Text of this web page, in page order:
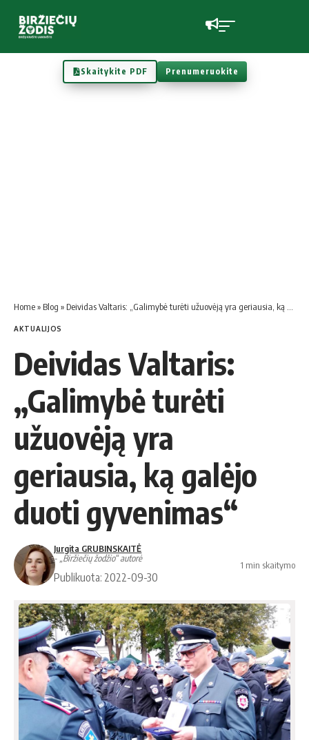
Skaitykite PDF Prenumeruokite
Home» Blog » Deividas Valtaris: „Galimybė turėti užuovėją yra geriausia, ką galėjo duoti gyvenimas“
AKTUALIJOS
Deividas Valtaris:
„Galimybė turėti
užuovėją yra
geriausia, ką galėjo
duoti gyvenimas“
Jurgita GRUBINSKAITĖ
- „Biržiečių žodžio“ autorė
Publikuota: 2022-09-30
1 min skaitymo